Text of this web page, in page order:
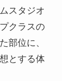
スタジオ
クラスの
部位に、
とする体